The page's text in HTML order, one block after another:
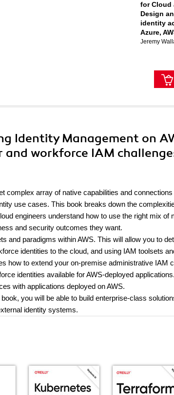
for Cloud
Design
identity
Azure,
Jeremy
Identity Management on
workforce IAM
complex array of native capabilities and
use cases. This book breaks down the
engineers understand how to use the right mix of
and security outcomes they want.
and paradigms within AWS. This will allow you to
identities to the cloud, and using IAM toolsets
how to extend your on-premise administrative IAM
identities available for AWS-deployed
with applications deployed on AWS.
you will be able to build enterprise-class
identity systems.